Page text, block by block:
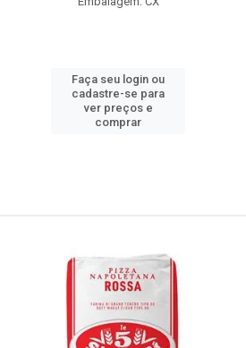
Faça seu login ou
cadastre-se para
ver preços e
comprar